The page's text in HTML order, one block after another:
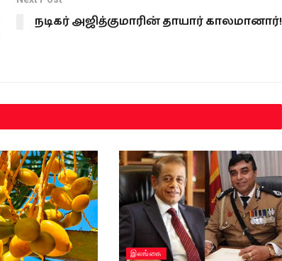
நடிகர் அஜித்குமாரின் தாயார் காலமானார்!
இலங்கை